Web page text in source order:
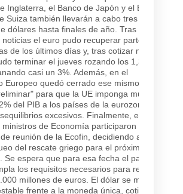
Inglaterra, el Banco de Japón y el Banco
Suiza también llevarán a cabo tres
dólares hasta finales de año. Tras estas
el euro pudo recuperar parte de
de los últimos días y, tras cotizar mínimos
terminar el jueves rozando los 1,39
casi un 3%. Además, en el
Europeo quedó cerrado ese mismo día "un
para que la UE imponga multas de
del PIB a los países de la eurozona con
excesivos. Finalmente, el
de Economía participaron en el
reunión de la Ecofin, decidiendo aplazar
del rescate griego para el próximo mes
Se espera que para esa fecha el país
los requisitos necesarios para recibir los
millones de euros. El dólar se mantenía
frente a la moneda única, cotizando